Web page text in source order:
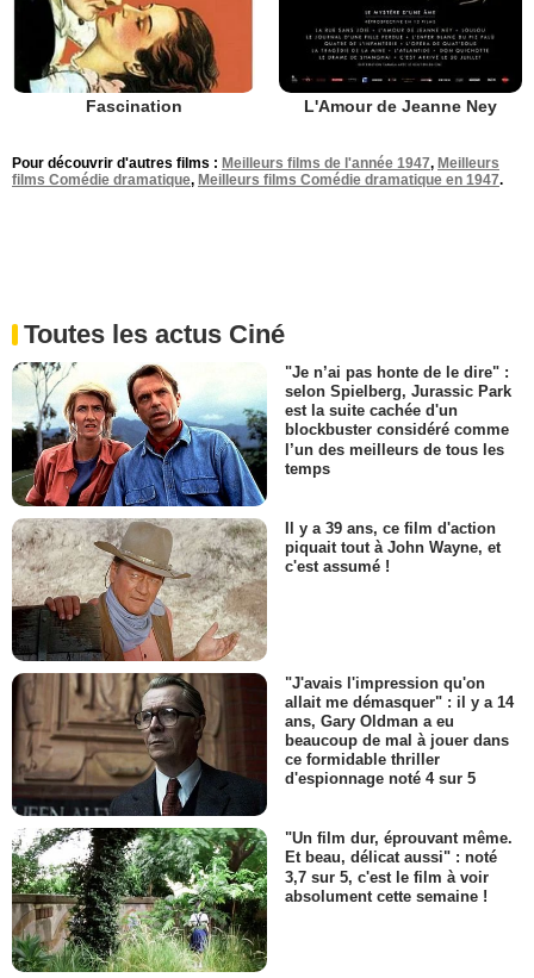
Fascination L'Amour de Jeanne Ney
Pour découvrir d'autres films : Meilleurs films de l'année 1947, Meilleurs
films Comédie dramatique, Meilleurs films Comédie dramatique en 1947.
Toutes les actus Ciné
"Je n’ai pas honte de le dire" :
selon Spielberg, Jurassic Park
est la suite cachée d'un
blockbuster considéré comme
l’un des meilleurs de tous les
temps
Il y a 39 ans, ce film d'action
piquait tout à John Wayne, et
c'est assumé !
"J'avais l'impression qu'on
allait me démasquer" : il y a 14
ans, Gary Oldman a eu
beaucoup de mal à jouer dans
ce formidable thriller
d'espionnage noté 4 sur 5
"Un film dur, éprouvant même.
Et beau, délicat aussi" : noté
3,7 sur 5, c'est le film à voir
absolument cette semaine !